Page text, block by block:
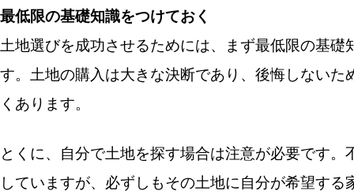
最低限の基礎知識をつけておく
土地選びを成功させるためには、まず最低限の基
す。土地の購入は大きな決断であり、後悔しない
くあります。
とくに、自分で土地を探す場合は注意が必要です
していますが、必ずしもその土地に自分が希望す